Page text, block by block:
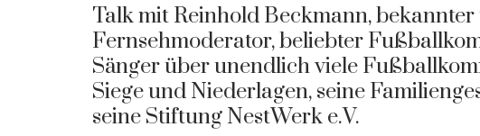
Talk mit Reinhold Beckmann,
Fernsehmoderator, beliebter
Sänger über unendlich viele
Siege und Niederlagen, seine
seine Stiftung NestWerk e.V.